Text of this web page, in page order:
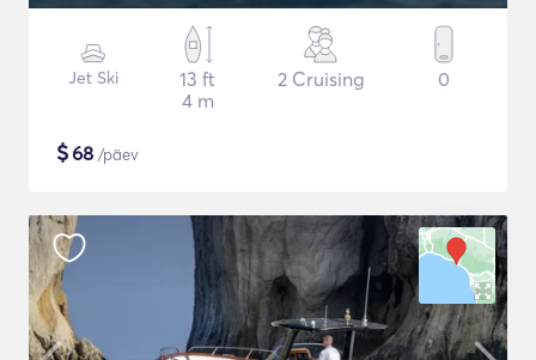
Jet Ski
13 ft
4 m
2 Cruising 0
$68 /päev